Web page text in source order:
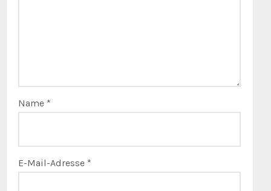
Name *
E-Mail-Adresse *